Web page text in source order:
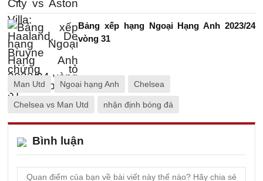
Bảng xếp hạng Ngoại Hạng Anh 2023/24
vòng 31
Man Utd Ngoại hạng Anh Chelsea
Chelsea vs Man Utd nhận định bóng đá
Bình luận